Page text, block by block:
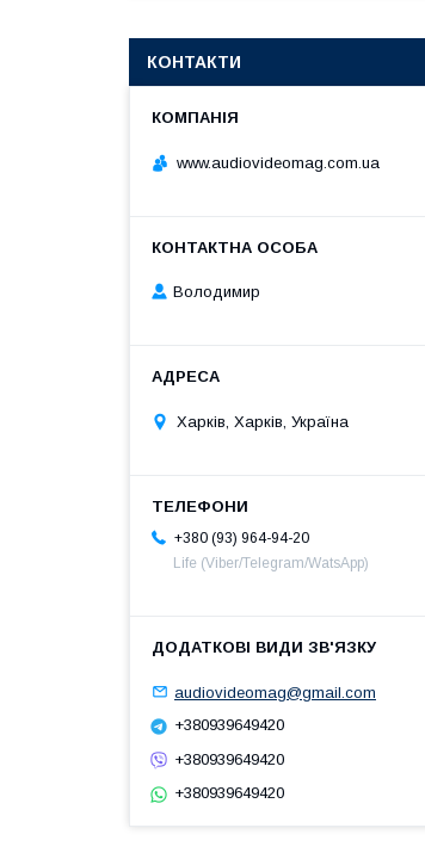
КОНТАКТИ
www.audiovideomag.com.ua
Володимир
Харків, Харків, Україна
+380 (93) 964-94-20
Life (Viber/Telegram/WatsApp)
audiovideomag@gmail.com
+380939649420
+380939649420
+380939649420